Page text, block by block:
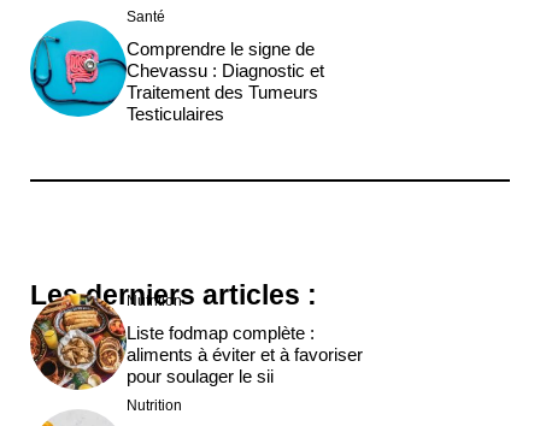
Santé
Comprendre le signe de
Chevassu : Diagnostic et
Traitement des Tumeurs
Testiculaires
Les derniers articles :
Nutrition
Liste fodmap complète :
aliments à éviter et à favoriser
pour soulager le sii
Nutrition